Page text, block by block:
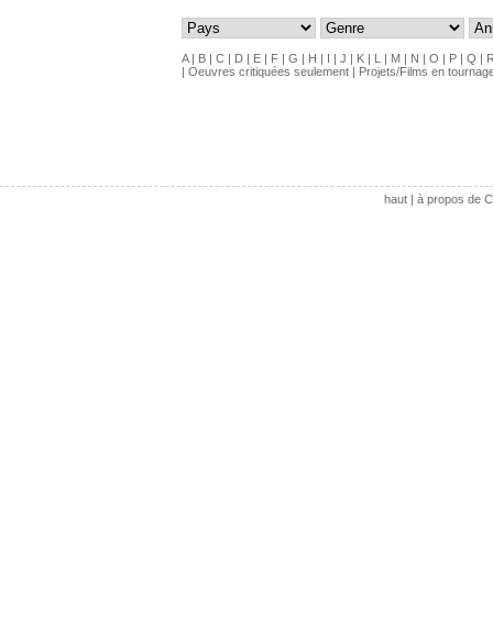
A| B | C | D | E | F | G | H | I | J | K | L | M | N | O | P | Q |
| Oeuvres critiquées seulement | Projets/Films en
haut| à propos de